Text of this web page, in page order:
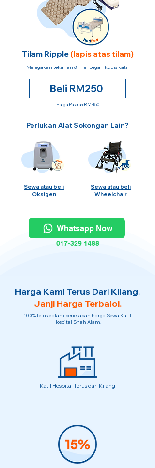
Tilam Ripple (lapis atas tilam)
Melegakan tekanan & mencegah kudis katil
Beli RM250
Harga Pasaran RM450
Perlukan Alat Sokongan Lain?
Sewa atau beli
Oksigen
Sewa atau beli
Wheelchair
Whatsapp Now
017-329 1488
Harga Kami Terus Dari Kilang.
Janji Harga Terbaloi.
100% telus dalam penetapan harga Sewa Katil
Hospital Shah Alam.
Katil Hospital Terus dari Kilang